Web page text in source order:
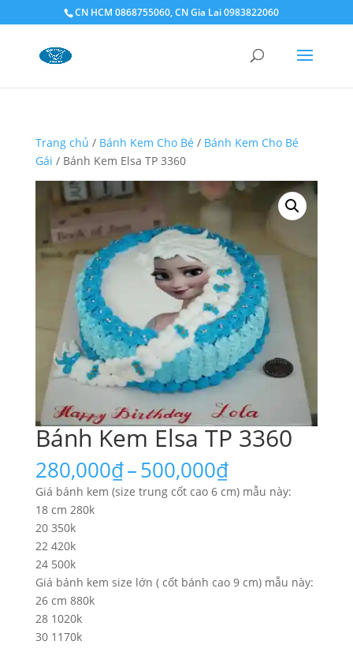
CN HCM 0868755060, CN Gia Lai 0983822060
Trang chủ / Bánh Kem Cho Bé / Bánh Kem Cho Bé
Gái / Bánh Kem Elsa TP 3360
Bánh Kem Elsa TP 3360
280,000₫–500,000₫Khoảng
giá:
từ
Giá bánh kem (size trung cốt cao 6 cm) mẫu này:
18 cm 280k
20 350k
22 420k
24 500k
Giá bánh kem size lớn ( cốt bánh cao 9 cm) mẫu này:
26 cm 880k
28 1020k
30 1170k